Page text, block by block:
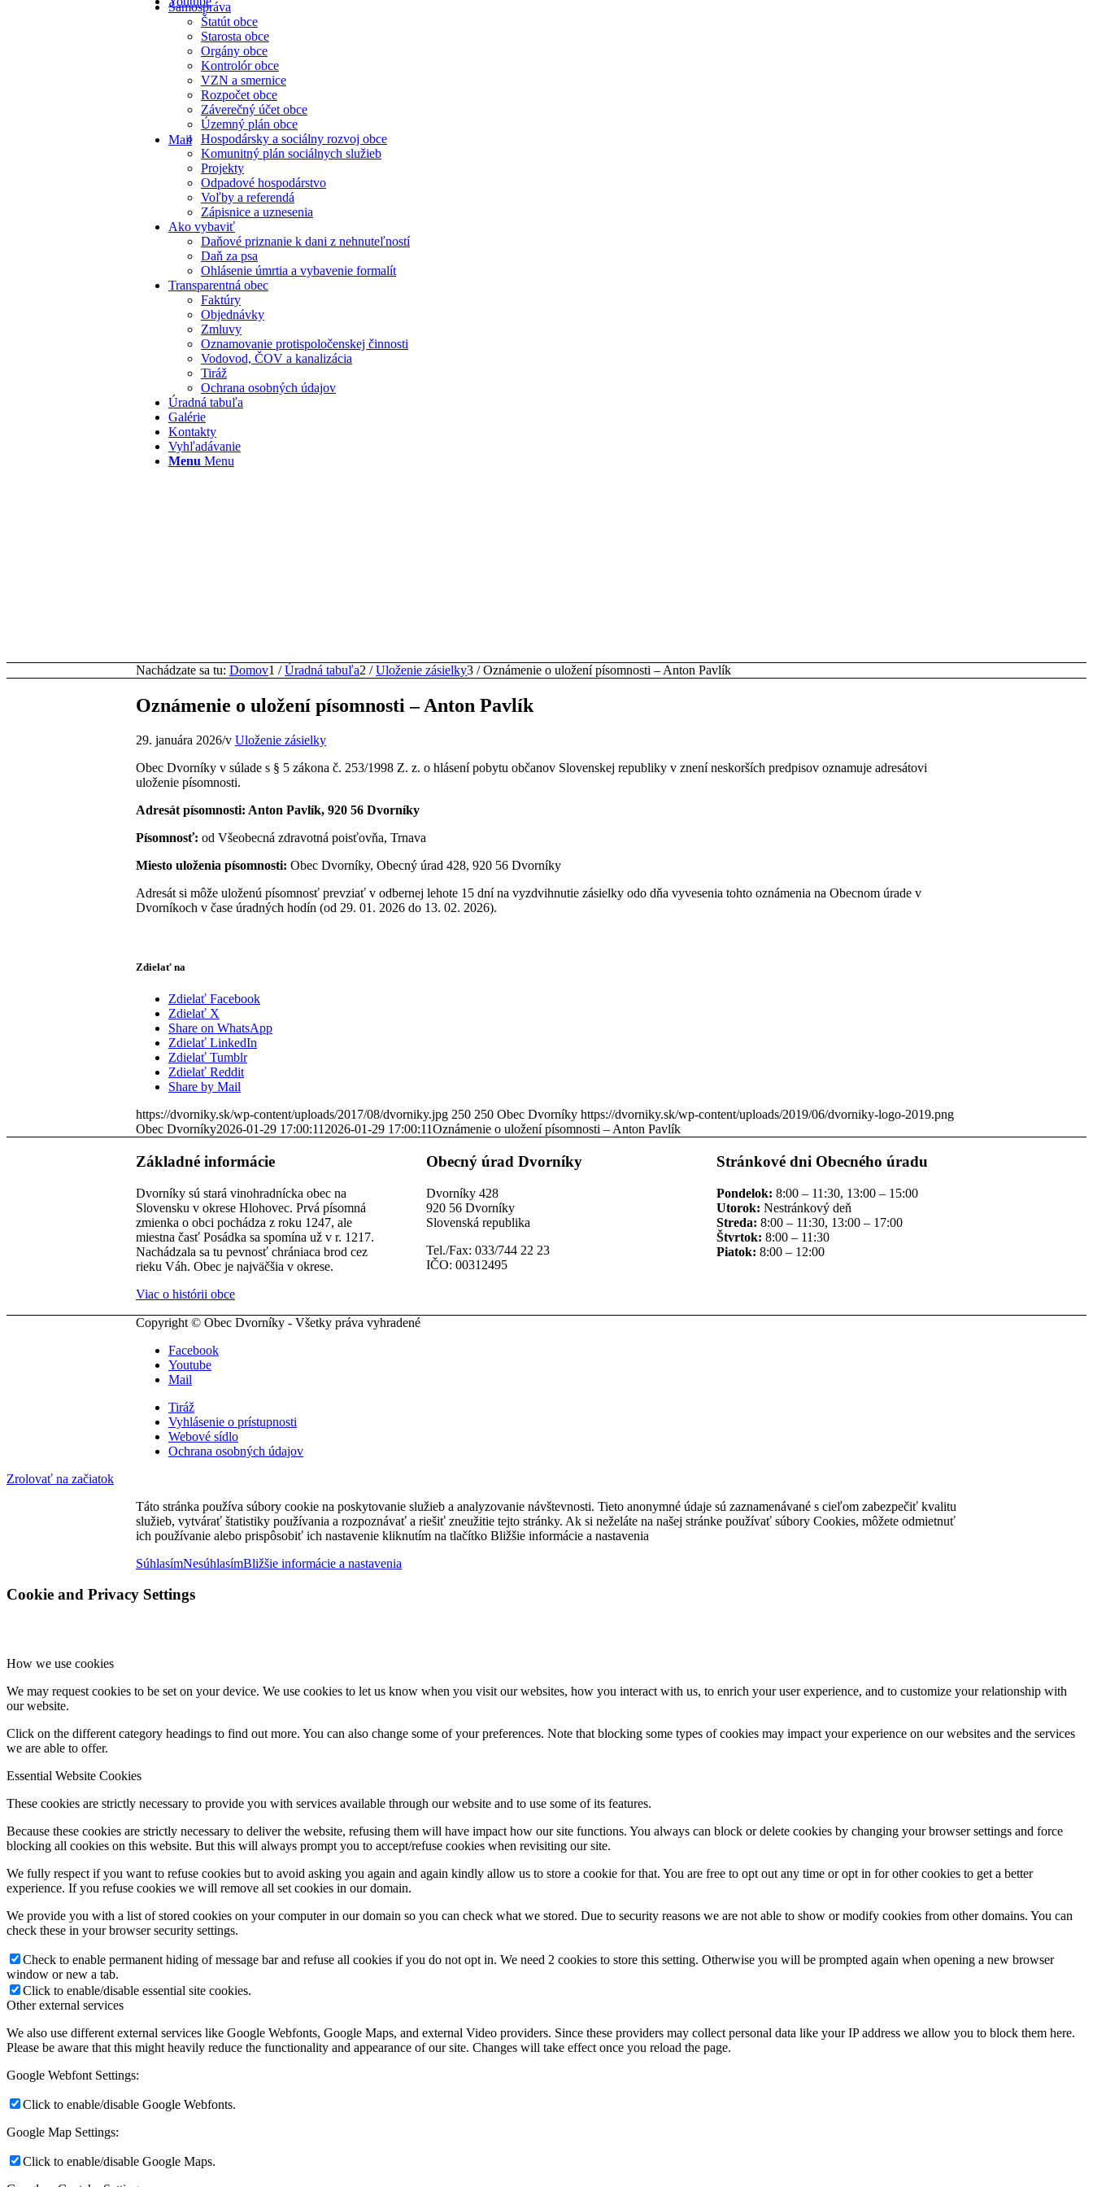
Mail
Samospráva
Štatút obce
Starosta obce
Orgány obce
Kontrolór obce
VZN a smernice
Rozpočet obce
Záverečný účet obce
Územný plán obce
Hospodársky a sociálny rozvoj obce
Komunitný plán sociálnych služieb
Projekty
Odpadové hospodárstvo
Voľby a referendá
Zápisnice a uznesenia
Ako vybaviť
Daňové priznanie k dani z nehnuteľností
Daň za psa
Ohlásenie úmrtia a vybavenie formalít
Transparentná obec
Faktúry
Objednávky
Zmluvy
Oznamovanie protispoločenskej činnosti
Vodovod, ČOV a kanalizácia
Tiráž
Ochrana osobných údajov
Úradná tabuľa
Galérie
Kontakty
Vyhľadávanie
Menu Menu
Nachádzate sa tu: Domov1 / Úradná tabuľa2 / Uloženie zásielky3 / Oznámenie o uložení písomnosti – Anton Pavlík
Oznámenie o uložení písomnosti – Anton Pavlík
29. januára 2026/v Uloženie zásielky
Obec Dvorníky v súlade s § 5 zákona č. 253/1998 Z. z. o hlásení pobytu občanov Slovenskej republiky v znení neskorších predpisov oznamuje adresátovi
uloženie písomnosti.
Adresát písomnosti: Anton Pavlík, 920 56 Dvorníky
Písomnosť: od Všeobecná zdravotná poisťovňa, Trnava
Miesto uloženia písomnosti: Obec Dvorníky, Obecný úrad 428, 920 56 Dvorníky
Adresát si môže uloženú písomnosť prevziať v odbernej lehote 15 dní na vyzdvihnutie zásielky odo dňa vyvesenia tohto oznámenia na Obecnom úrade v
Dvorníkoch v čase úradných hodín (od 29. 01. 2026 do 13. 02. 2026).
Zdielať na
Zdielať Facebook
Zdielať X
Share on WhatsApp
Zdielať LinkedIn
Zdielať Tumblr
Zdielať Reddit
Share by Mail
https://dvorniky.sk/wp-content/uploads/2017/08/dvorniky.jpg 250 250 Obec Dvorníky https://dvorniky.sk/wp-content/uploads/2019/06/dvorniky-logo-2019.png
Obec Dvorníky2026-01-29 17:00:11 2026-01-29 17:00:11Oznámenie o uložení písomnosti – Anton Pavlík
Základné informácie
Dvorníky sú stará vinohradnícka obec na
Slovensku v okrese Hlohovec. Prvá písomná
zmienka o obci pochádza z roku 1247, ale
miestna časť Posádka sa spomína už v r. 1217.
Nachádzala sa tu pevnosť chrániaca brod cez
rieku Váh. Obec je najväčšia v okrese.
Viac o histórii obce
Obecný úrad Dvorníky
Dvorníky 428
920 56 Dvorníky
Slovenská republika
Tel./Fax: 033/744 22 23
IČO: 00312495
Stránkové dni Obecného úradu
Pondelok: 8:00 – 11:30, 13:00 – 15:00
Utorok: Nestránkový deň
Streda: 8:00 – 11:30, 13:00 – 17:00
Štvrtok: 8:00 – 11:30
Piatok: 8:00 – 12:00
Copyright © Obec Dvorníky - Všetky práva vyhradené
Facebook
Youtube
Mail
Tiráž
Vyhlásenie o prístupnosti
Webové sídlo
Ochrana osobných údajov
Zrolovať na začiatok
Táto stránka používa súbory cookie na poskytovanie služieb a analyzovanie návštevnosti. Tieto anonymné údaje sú zaznamenávané s cieľom zabezpečiť kvalitu
služieb, vytvárať štatistiky používania a rozpoznávať a riešiť zneužitie tejto stránky. Ak si neželáte na našej stránke používať súbory Cookies, môžete odmietnuť
ich používanie alebo prispôsobiť ich nastavenie kliknutím na tlačítko Bližšie informácie a nastavenia
SúhlasímNesúhlasímBližšie informácie a nastavenia
Cookie and Privacy Settings
How we use cookies
We may request cookies to be set on your device. We use cookies to let us know when you visit our websites, how you interact with us, to enrich your user experience, and to customize your relationship with
our website.
Click on the different category headings to find out more. You can also change some of your preferences. Note that blocking some types of cookies may impact your experience on our websites and the services
we are able to offer.
Essential Website Cookies
These cookies are strictly necessary to provide you with services available through our website and to use some of its features.
Because these cookies are strictly necessary to deliver the website, refusing them will have impact how our site functions. You always can block or delete cookies by changing your browser settings and force
blocking all cookies on this website. But this will always prompt you to accept/refuse cookies when revisiting our site.
We fully respect if you want to refuse cookies but to avoid asking you again and again kindly allow us to store a cookie for that. You are free to opt out any time or opt in for other cookies to get a better
experience. If you refuse cookies we will remove all set cookies in our domain.
We provide you with a list of stored cookies on your computer in our domain so you can check what we stored. Due to security reasons we are not able to show or modify cookies from other domains. You can
check these in your browser security settings.
Check to enable permanent hiding of message bar and refuse all cookies if you do not opt in. We need 2 cookies to store this setting. Otherwise you will be prompted again when opening a new browser
window or new a tab.
Click to enable/disable essential site cookies.
Other external services
We also use different external services like Google Webfonts, Google Maps, and external Video providers. Since these providers may collect personal data like your IP address we allow you to block them here.
Please be aware that this might heavily reduce the functionality and appearance of our site. Changes will take effect once you reload the page.
Google Webfont Settings:
Click to enable/disable Google Webfonts.
Google Map Settings:
Click to enable/disable Google Maps.